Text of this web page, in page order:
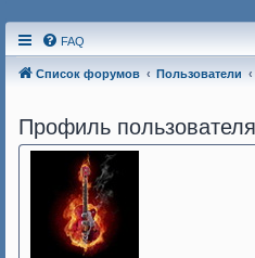
FAQ
Список форумов Пользователи
Профиль